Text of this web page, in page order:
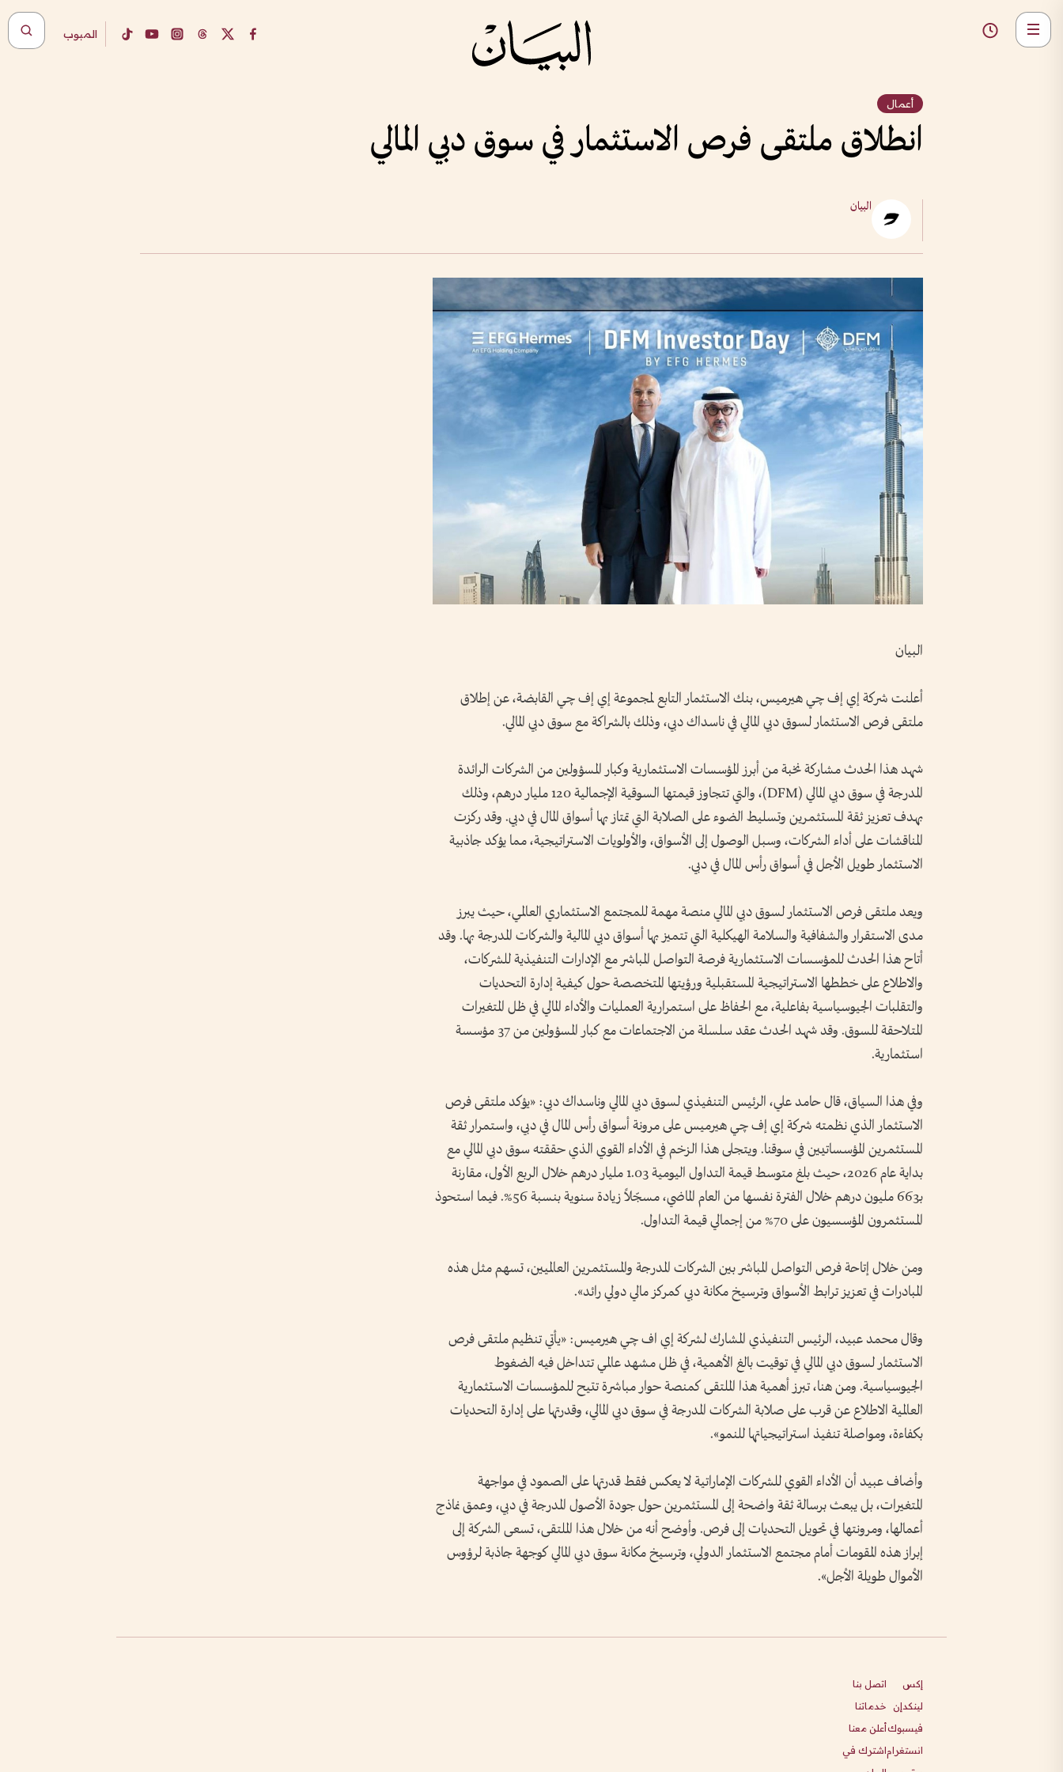
المبوب
أعمال
انطلاق ملتقى فرص الاستثمار في سوق دبي المالي
البيان
البيان
أعلنت شركة إي إف چي هيرميس، بنك الاستثمار التابع لمجموعة إي إف چي القابضة، عن إطلاق
ملتقى فرص الاستثمار لسوق دبي المالي في ناسداك دبي، وذلك بالشراكة مع سوق دبي المالي.
شهد هذا الحدث مشاركة نخبة من أبرز المؤسسات الاستثمارية وكبار المسؤولين من الشركات الرائدة
المدرجة في سوق دبي المالي (DFM)، والتي تتجاوز قيمتها السوقية الإجمالية 120 مليار درهم، وذلك
بهدف تعزيز ثقة المستثمرين وتسليط الضوء على الصلابة التي تمتاز بها أسواق المال في دبي. وقد ركزت
المناقشات على أداء الشركات، وسبل الوصول إلى الأسواق، والأولويات الاستراتيجية، مما يؤكد جاذبية
الاستثمار طويل الأجل في أسواق رأس المال في دبي.
ويعد ملتقى فرص الاستثمار لسوق دبي المالي منصة مهمة للمجتمع الاستثماري العالمي، حيث يبرز
مدى الاستقرار والشفافية والسلامة الهيكلية التي تتميز بها أسواق دبي المالية والشركات المدرجة بها. وقد
أتاح هذا الحدث للمؤسسات الاستثمارية فرصة التواصل المباشر مع الإدارات التنفيذية للشركات،
والاطلاع على خططها الاستراتيجية المستقبلية ورؤيتها المتخصصة حول كيفية إدارة التحديات
والتقلبات الجيوسياسية بفاعلية، مع الحفاظ على استمرارية العمليات والأداء المالي في ظل المتغيرات
المتلاحقة للسوق. وقد شهد الحدث عقد سلسلة من الاجتماعات مع كبار المسؤولين من 37 مؤسسة
استثمارية.
وفي هذا السياق، قال حامد علي، الرئيس التنفيذي لسوق دبي المالي وناسداك دبي: «يؤكد ملتقى فرص
الاستثمار الذي نظمته شركة إي إف چي هيرميس على مرونة أسواق رأس المال في دبي، واستمرار ثقة
المستثمرين المؤسساتيين في سوقنا. ويتجلى هذا الزخم في الأداء القوي الذي حققته سوق دبي المالي مع
بداية عام 2026، حيث بلغ متوسط قيمة التداول اليومية 1.03 مليار درهم خلال الربع الأول، مقارنة
بـ663 مليون درهم خلال الفترة نفسها من العام الماضي، مسجّلاً زيادة سنوية بنسبة 56%. فيما استحوذ
المستثمرون المؤسسيون على 70% من إجمالي قيمة التداول.
ومن خلال إتاحة فرص التواصل المباشر بين الشركات المدرجة والمستثمرين العالميين، تسهم مثل هذه
المبادرات في تعزيز ترابط الأسواق وترسيخ مكانة دبي كمركز مالي دولي رائد».
وقال محمد عبيد، الرئيس التنفيذي المشارك لشركة إي اف چي هيرميس: «يأتي تنظيم ملتقى فرص
الاستثمار لسوق دبي المالي في توقيت بالغ الأهمية، في ظل مشهد عالمي تتداخل فيه الضغوط
الجيوسياسية. ومن هنا، تبرز أهمية هذا الملتقى كمنصة حوار مباشرة تتيح للمؤسسات الاستثمارية
العالمية الاطلاع عن قرب على صلابة الشركات المدرجة في سوق دبي المالي، وقدرتها على إدارة التحديات
بكفاءة، ومواصلة تنفيذ استراتيجياتها للنمو».
وأضاف عبيد أن الأداء القوي للشركات الإماراتية لا يعكس فقط قدرتها على الصمود في مواجهة
المتغيرات، بل يبعث برسالة ثقة واضحة إلى المستثمرين حول جودة الأصول المدرجة في دبي، وعمق نماذج
أعمالها، ومرونتها في تحويل التحديات إلى فرص. وأوضح أنه من خلال هذا الملتقى، تسعى الشركة إلى
إبراز هذه المقومات أمام مجتمع الاستثمار الدولي، وترسيخ مكانة سوق دبي المالي كوجهة جاذبة لرؤوس
الأموال طويلة الأجل».
إكس
لينكدإن
فيسبوك
انستغرام
اتصل بنا
خدماتنا
أعلن معنا
اشترك في